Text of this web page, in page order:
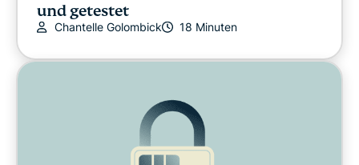
und getestet
Chantelle Golombick 18 Minuten